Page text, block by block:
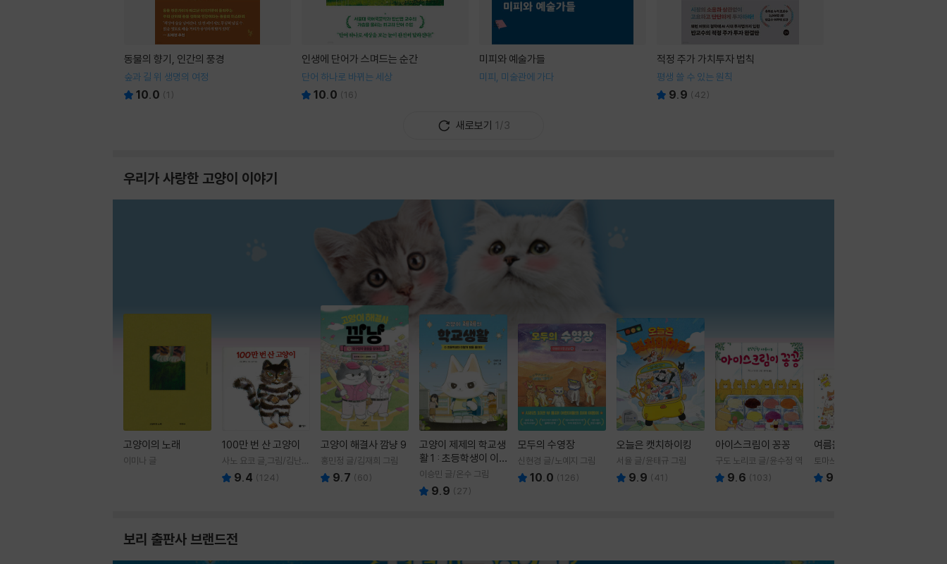
동물의 향기, 인간의 풍경
숲과 길 위 생명의 여정
10.0 (1 )
인생에 단어가 스며드는 순간
단어 하나로 바뀌는 세상
10.0 (16)
미피와 예술가들
미피, 미술관에 가다
적정 주가 가치투자 법칙
평생 쓸 수 있는 원칙
9.9 (42)
새로보기 1/3
우리가 사랑한 고양이 이야기
고양이의 노래
이미나 글
100만 번 산 고양이
사노 요코 글,그림/김난주
역 9.4 (124)
고양이 해결사 깜냥 9
홍민정 글/김재희 그림
9.7 (60)
고양이 제제의 학교생
활 1 : 초등학생이 이
렇게 힘들 줄이야
이승민 글/온수 그림
9.9 ( 27)
모두의 수영장
신현경 글/노예지 그림
10.0 (126)
오늘은 캣치하이킹
서율 글/윤태규 그림
9.9 (41 )
아이스크림이 꽁꽁
구도 노리코 글/윤수정 역
9.6 (103)
여름을 부탁해
토마쓰리 글그림
9.8
보리 출판사 브랜드전